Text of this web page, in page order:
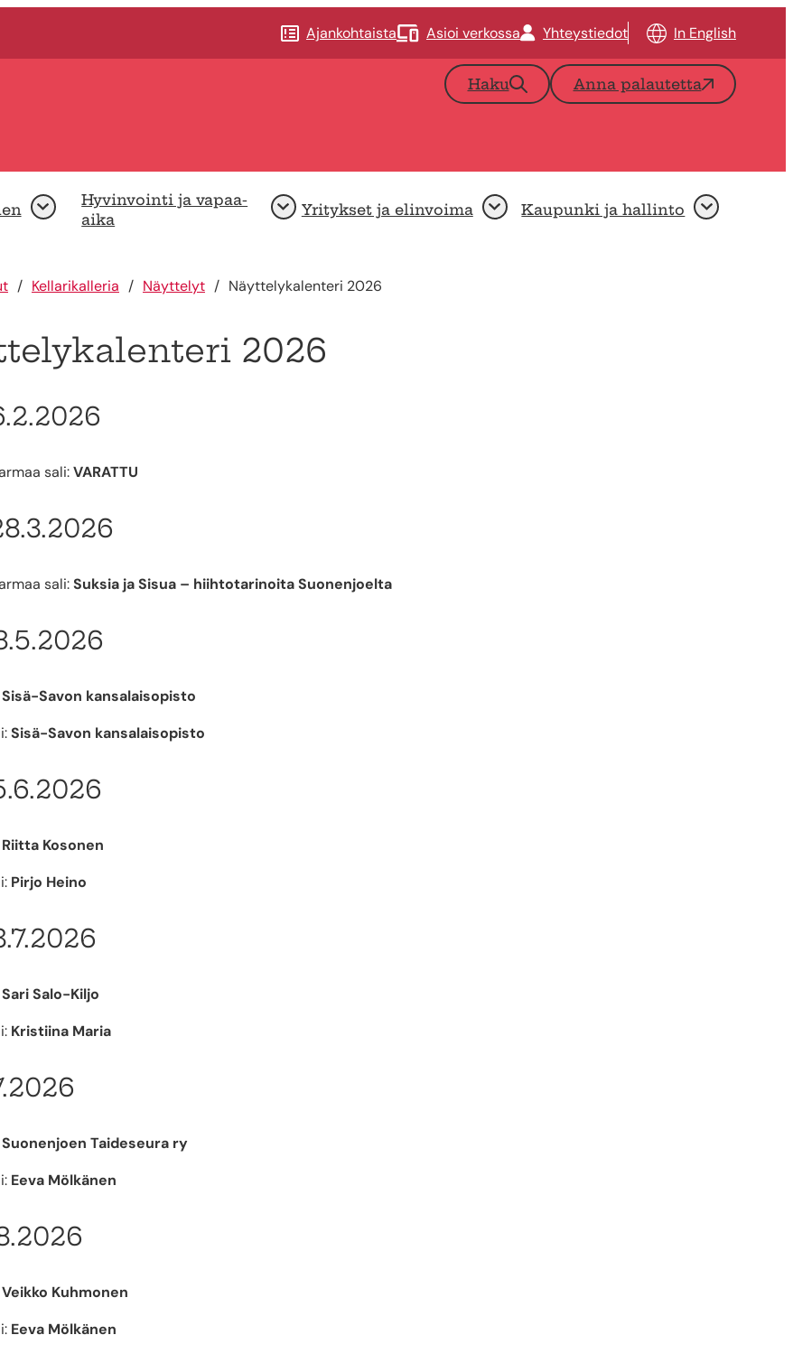
Ajankohtaista
Asioi verkossa Yhteystiedot In English
Haku Anna palautetta
Avaa
Hyvinvointi ja vapaa-
aika
AvaaYritykset ja elinvoima AvaaKaupunki ja hallinto Avaa
Kellarikalleria Näyttelyt Näyttelykalenteri 2026
2026
sali:VARATTU
sali:Suksia ja Sisua – hiihtotarinoita Suonenjoelta
Sisä-Savon kansalaisopisto
Sisä-Savon kansalaisopisto
Riitta Kosonen
Pirjo Heino
Sari Salo-Kiljo
Kristiina Maria
Suonenjoen Taideseura ry
Eeva Mölkänen
Veikko Kuhmonen
Eeva Mölkänen